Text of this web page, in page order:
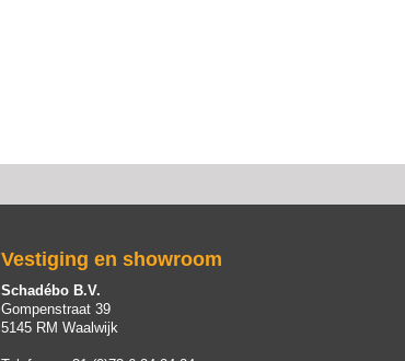
Vestiging en showroom
Schadébo B.V.
Gompenstraat 39
5145 RM Waalwijk